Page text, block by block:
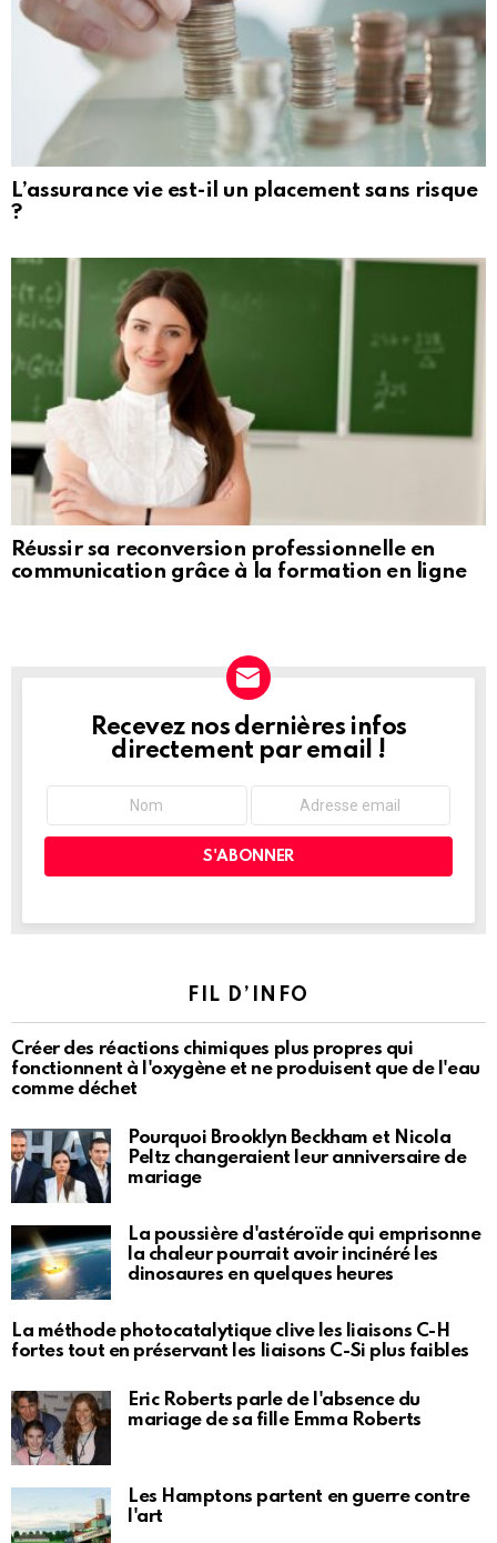
L’assurance vie est-il un placement sans risque
?
Réussir sa reconversion professionnelle en
communication grâce à la formation en ligne
NEWSLETTER
Recevez nos dernières infos
directement par email !
FIL D’INFO
Créer des réactions chimiques plus propres qui
fonctionnent à l'oxygène et ne produisent que de l'eau
comme déchet
Pourquoi Brooklyn Beckham et Nicola
Peltz changeraient leur anniversaire de
mariage
La poussière d'astéroïde qui emprisonne
la chaleur pourrait avoir incinéré les
dinosaures en quelques heures
La méthode photocatalytique clive les liaisons C-H
fortes tout en préservant les liaisons C-Si plus faibles
Eric Roberts parle de l'absence du
mariage de sa fille Emma Roberts
Les Hamptons partent en guerre contre
l'art